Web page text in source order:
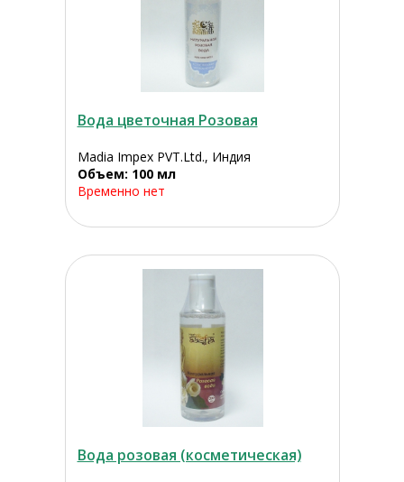
Вода цветочная Розовая
Madia Impex PVT.Ltd., Индия
Объем: 100 мл
Временно нет
Вода розовая (косметическая)